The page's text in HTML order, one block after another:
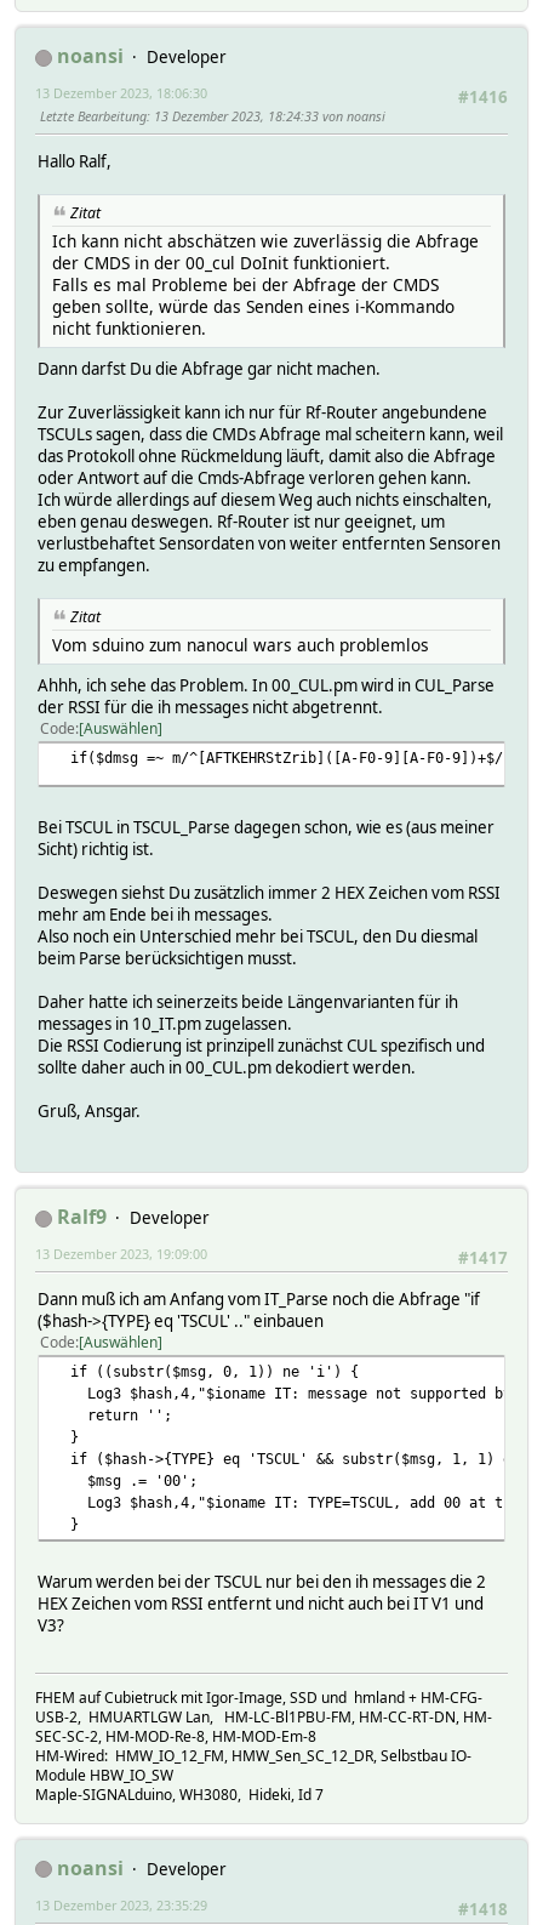
noansi
Developer
#1416
13 Dezember 2023, 18:06:30
Letzte Bearbeitung: 13 Dezember 2023, 18:24:33 von noansi
Hallo Ralf,
Zitat
Ich kann nicht abschätzen wie zuverlässig die Abfrage
der CMDS in der 00_cul DoInit funktioniert.
Falls es mal Probleme bei der Abfrage der CMDS
geben sollte, würde das Senden eines i-Kommando
nicht funktionieren.
Dann darfst Du die Abfrage gar nicht machen.
Zur Zuverlässigkeit kann ich nur für Rf-Router angebundene
TSCULs sagen, dass die CMDs Abfrage mal scheitern kann, weil
das Protokoll ohne Rückmeldung läuft, damit also die Abfrage
oder Antwort auf die Cmds-Abfrage verloren gehen kann.
Ich würde allerdings auf diesem Weg auch nichts einschalten,
eben genau deswegen. Rf-Router ist nur geeignet, um
verlustbehaftet Sensordaten von weiter entfernten Sensoren
zu empfangen.
Zitat
Vom sduino zum nanocul wars auch problemlos
Ahhh, ich sehe das Problem. In 00_CUL.pm wird in CUL_Parse
der RSSI für die ih messages nicht abgetrennt.
Code Auswählen
if($dmsg =~ m/^[AFTKEHRStZrib]([A-F0-9][A-F0-9])+$/) {
Bei TSCUL in TSCUL_Parse dagegen schon, wie es (aus meiner
Sicht) richtig ist.
Deswegen siehst Du zusätzlich immer 2 HEX Zeichen vom RSSI
mehr am Ende bei ih messages.
Also noch ein Unterschied mehr bei TSCUL, den Du diesmal
beim Parse berücksichtigen musst.
Daher hatte ich seinerzeits beide Längenvarianten für ih
messages in 10_IT.pm zugelassen.
Die RSSI Codierung ist prinzipell zunächst CUL spezifisch und
sollte daher auch in 00_CUL.pm dekodiert werden.
Gruß, Ansgar.
Ralf9
Developer
#1417
13 Dezember 2023, 19:09:00
Dann muß ich am Anfang vom IT_Parse noch die Abfrage "if
($hash->{TYPE} eq 'TSCUL' .." einbauen
Code Auswählen
if ((substr($msg, 0, 1)) ne 'i') {
Log3 $hash,4,"$ioname IT: message not supported by
return '';
}
if ($hash->{TYPE} eq 'TSCUL' && substr($msg, 1, 1) eq
$msg .= '00';
Log3 $hash,4,"$ioname IT: TYPE=TSCUL, add 00 at then
}
Warum werden bei der TSCUL nur bei den ih messages die 2
HEX Zeichen vom RSSI entfernt und nicht auch bei IT V1 und
V3?
FHEM auf Cubietruck mit Igor-Image, SSD und hmland + HM-CFG-
USB-2, HMUARTLGW Lan, HM-LC-Bl1PBU-FM, HM-CC-RT-DN, HM-
SEC-SC-2, HM-MOD-Re-8, HM-MOD-Em-8
HM-Wired: HMW_IO_12_FM, HMW_Sen_SC_12_DR, Selbstbau IO-
Module HBW_IO_SW
Maple-SIGNALduino, WH3080, Hideki, Id 7
noansi
Developer
#1418
13 Dezember 2023, 23:35:29